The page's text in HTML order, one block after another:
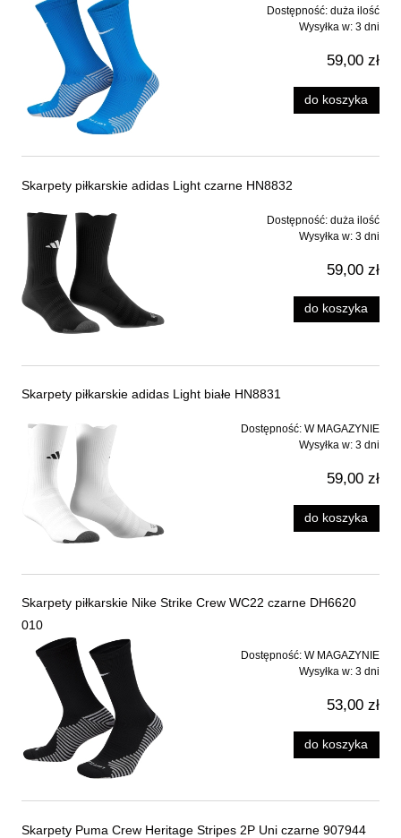
Dostępność: duża ilość
Wysyłka w: 3 dni
59,00 zł
do koszyka
Skarpety piłkarskie adidas Light czarne HN8832
Dostępność: duża ilość
Wysyłka w: 3 dni
59,00 zł
do koszyka
Skarpety piłkarskie adidas Light białe HN8831
Dostępność: W MAGAZYNIE
Wysyłka w: 3 dni
59,00 zł
do koszyka
Skarpety piłkarskie Nike Strike Crew WC22 czarne DH6620
010
Dostępność: W MAGAZYNIE
Wysyłka w: 3 dni
53,00 zł
do koszyka
Skarpety Puma Crew Heritage Stripes 2P Uni czarne 907944